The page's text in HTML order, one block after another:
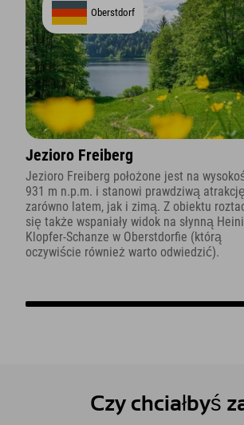
Oberstdorf
Jezioro Freiberg
Jezioro Freiberg położone jest na
931 m n.p.m. i stanowi prawdziwą atrakcję
zarówno latem, jak i zimą. Z obiektu
się także wspaniały widok na słynną
Klopfer-Schanze w Oberstdorfie (którą
oczywiście również warto odwiedzić).
Czy chciałbyś